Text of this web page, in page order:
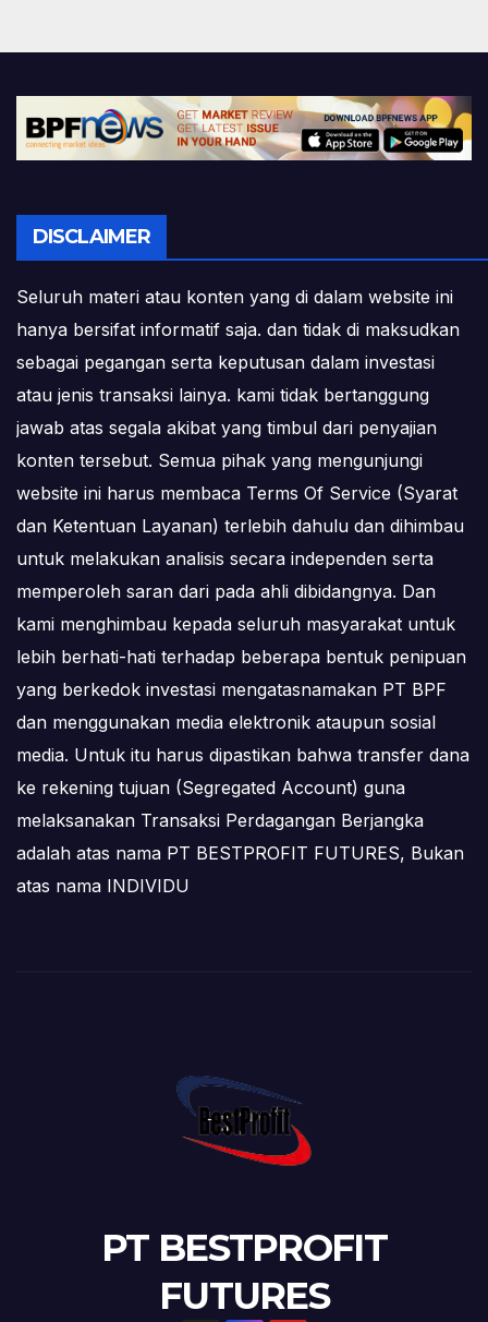
DISCLAIMER
Seluruh materi atau konten yang di dalam website ini
hanya bersifat informatif saja. dan tidak di maksudkan
sebagai pegangan serta keputusan dalam investasi
atau jenis transaksi lainya. kami tidak bertanggung
jawab atas segala akibat yang timbul dari penyajian
konten tersebut. Semua pihak yang mengunjungi
website ini harus membaca Terms Of Service (Syarat
dan Ketentuan Layanan) terlebih dahulu dan dihimbau
untuk melakukan analisis secara independen serta
memperoleh saran dari pada ahli dibidangnya. Dan
kami menghimbau kepada seluruh masyarakat untuk
lebih berhati-hati terhadap beberapa bentuk penipuan
yang berkedok investasi mengatasnamakan PT BPF
dan menggunakan media elektronik ataupun sosial
media. Untuk itu harus dipastikan bahwa transfer dana
ke rekening tujuan (Segregated Account) guna
melaksanakan Transaksi Perdagangan Berjangka
adalah atas nama PT BESTPROFIT FUTURES, Bukan
atas nama INDIVIDU
PT BESTPROFIT
FUTURES